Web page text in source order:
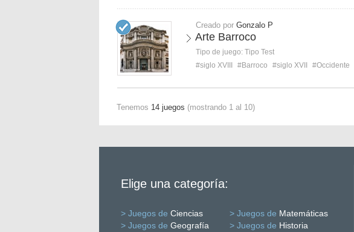
Creado por Gonzalo P
Arte Barroco
Tipo de juego: Tipo Test
#siglo XVIII
#Barroco #siglo XVII #Occidente
Tenemos 14 juegos (mostrando 1 al 10)
Elige una categoría:
> Juegos de Ciencias > Juegos de Matemáticas
> Juegos de Geografía > Juegos de Historia